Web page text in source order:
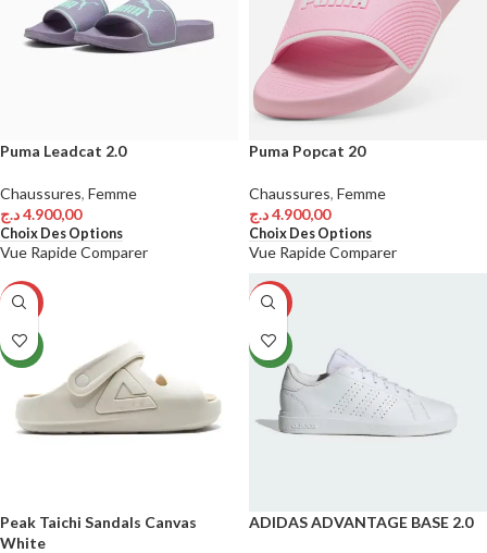
Puma Leadcat 2.0
Chaussures, Femme
4.900,00د.ج
Choix Des Options
Vue RapideComparer
Puma Popcat 20
Chaussures, Femme
4.900,00د.ج
Choix Des Options
Vue RapideComparer
-34%
NEW
Peak Taichi Sandals Canvas
White
-30%
NEW
ADIDAS ADVANTAGE BASE 2.0